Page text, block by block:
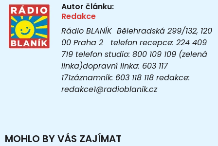
Autor článku:
Redakce
Rádio BLANÍK Bělehradská 299/132, 120
00 Praha 2 telefon recepce: 224 409
719 telefon studio: 800 109 109 (zelená
linka)dopravní linka: 603 117
171záznamník: 603 118 118 redakce:
redakce1@radioblanik.cz
MOHLO BY VÁS ZAJÍMAT